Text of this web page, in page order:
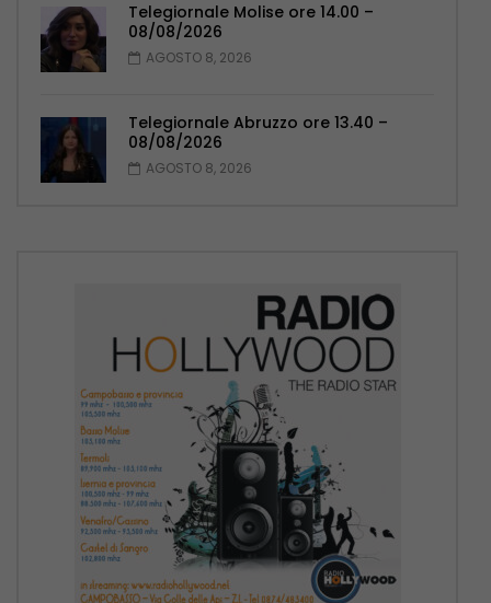
Telegiornale Molise ore 14.00 –
08/08/2026
AGOSTO 8, 2026
Telegiornale Abruzzo ore 13.40 –
08/08/2026
AGOSTO 8, 2026